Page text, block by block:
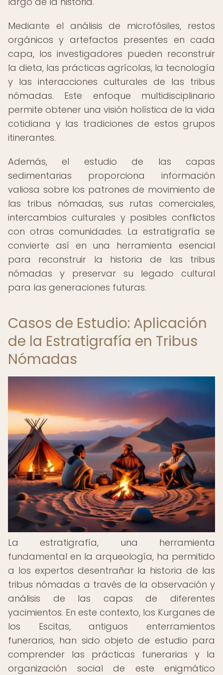
Mediante el análisis de microfósiles, restos
orgánicos y artefactos presentes en cada
capa, los investigadores pueden reconstruir
la dieta, las prácticas agrícolas, la tecnología
y las interacciones culturales de las tribus
nómadas. Este enfoque multidisciplinario
permite obtener una visión holística de la vida
cotidiana y las tradiciones de estos grupos
itinerantes.
Además, el estudio de las capas
sedimentarias proporciona información
valiosa sobre los patrones de movimiento de
las tribus nómadas, sus rutas comerciales,
intercambios culturales y posibles conflictos
con otras comunidades. La estratigrafía se
convierte así en una herramienta esencial
para reconstruir la historia de las tribus
nómadas y preservar su legado cultural
para las generaciones futuras.
Casos de Estudio: Aplicación
de la Estratigrafía en Tribus
Nómadas
La estratigrafía, una herramienta
fundamental en la arqueología, ha permitido
a los expertos desentrañar la historia de las
tribus nómadas a través de la observación y
análisis de las capas de diferentes
yacimientos. En este contexto, los Kurganes de
los Escitas, antiguos enterramientos
funerarios, han sido objeto de estudio para
comprender las prácticas funerarias y la
organización social de este enigmático